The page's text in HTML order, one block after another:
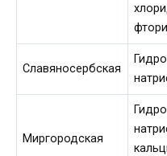
Славяносербская
Миргородская